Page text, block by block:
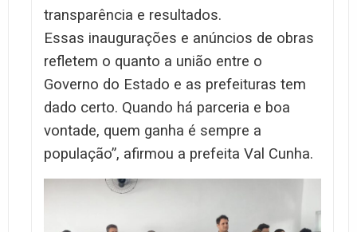
transparência e resultados.
Essas inaugurações e anúncios de obras
refletem o quanto a união entre o
Governo do Estado e as prefeituras tem
dado certo. Quando há parceria e boa
vontade, quem ganha é sempre a
população”, afirmou a prefeita Val Cunha.